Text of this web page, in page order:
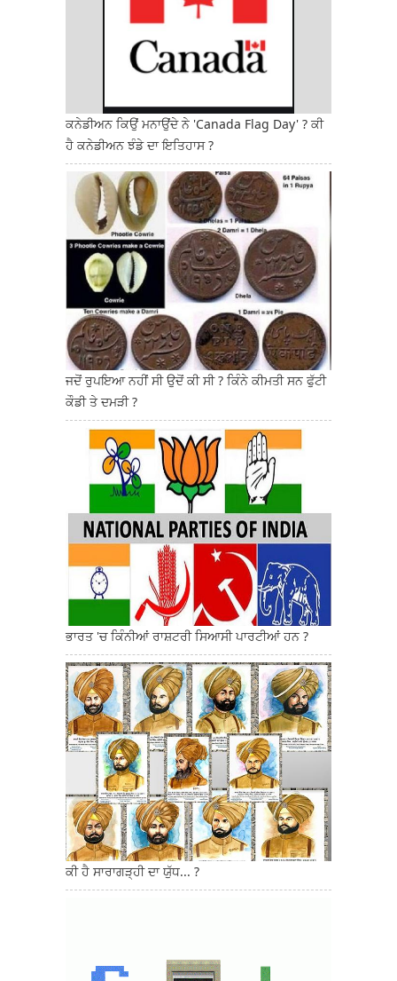
ਕਨੇਡੀਅਨ ਕਿਉਂ ਮਨਾਉਂਦੇ ਨੇ 'Canada Flag Day' ? ਕੀ
ਹੈ ਕਨੇਡੀਅਨ ਝੰਡੇ ਦਾ ਇਤਿਹਾਸ ?
ਜਦੋਂ ਰੁਪਇਆ ਨਹੀਂ ਸੀ ਉਦੋਂ ਕੀ ਸੀ ? ਕਿੰਨੇ ਕੀਮਤੀ ਸਨ ਫੁੱਟੀ
ਕੌਡੀ ਤੇ ਦਮੜੀ ?
ਭਾਰਤ 'ਚ ਕਿੰਨੀਆਂ ਰਾਸ਼ਟਰੀ ਸਿਆਸੀ ਪਾਰਟੀਆਂ ਹਨ ?
ਕੀ ਹੈ ਸਾਰਾਗੜ੍ਹੀ ਦਾ ਯੁੱਧ... ?